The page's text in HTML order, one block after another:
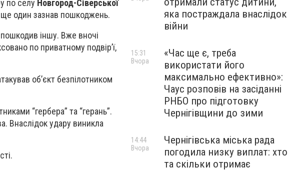
по селу Новгород-Сіверської
один зазнав пошкоджень.
іншу. Вже вночі
по приватному подвір’ї,
обʼєкт безпілотником
“гербера” та “герань”.
Внаслідок удару виникла
яка постраждала внаслідок
війни
«Час ще є, треба
використати його
максимально ефективно»:
Чаус розповів на засіданні
РНБО про підготовку
Чернігівщини до зими
15:31
Вчора
Чернігівська міська рада
погодила низку виплат: хто
та скільки отримає
14:44
Вчора